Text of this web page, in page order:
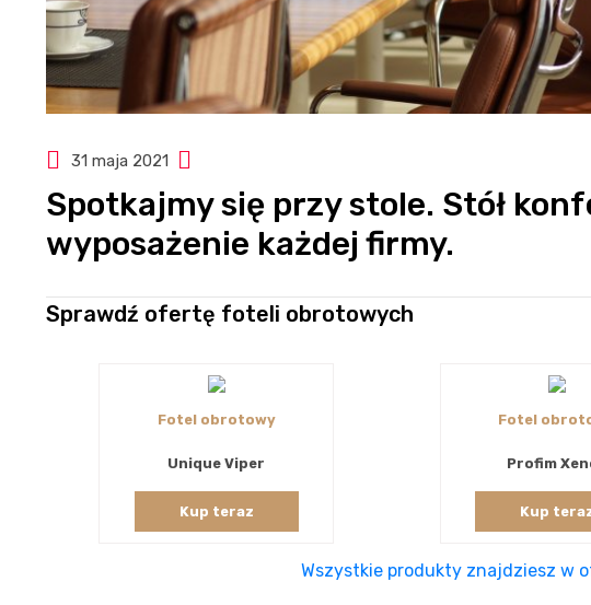
31 maja 2021
Spotkajmy się przy stole. Stół
wyposażenie każdej firmy.
Sprawdź ofertę foteli obrotowych
Fotel obrotowy
Unique Viper
Kup teraz
Fotel
Profim
Kup
Wszystkie produkty znajdziesz w